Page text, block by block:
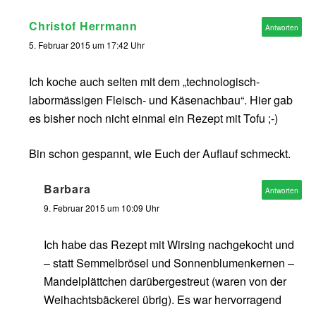
Christof Herrmann
5. Februar 2015 um 17:42 Uhr
Ich koche auch selten mit dem „technologisch-
labormässigen Fleisch- und Käsenachbau“. Hier gab
es bisher noch nicht einmal ein Rezept mit Tofu ;-)
Bin schon gespannt, wie Euch der Auflauf schmeckt.
Antworten
Barbara
9. Februar 2015 um 10:09 Uhr
Ich habe das Rezept mit Wirsing nachgekocht und
– statt Semmelbrösel und Sonnenblumenkernen –
Mandelplättchen darübergestreut (waren von der
Weihachtsbäckerei übrig). Es war hervorragend
Antworten